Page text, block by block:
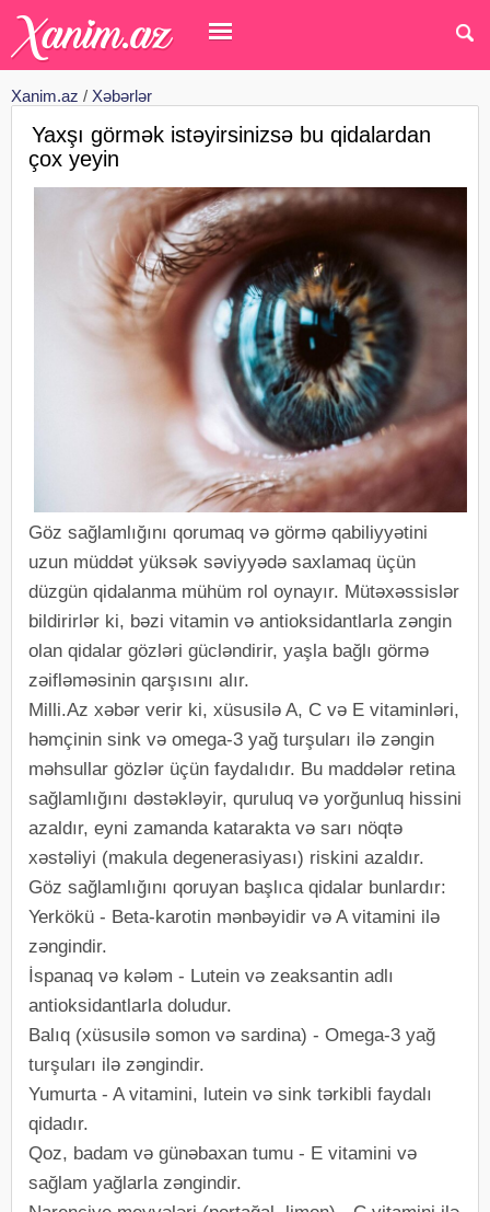
Xanim.az / Xəbərlər
Yaxşı görmək istəyirsinizsə bu qidalardan
çox yeyin
Göz sağlamlığını qorumaq və görmə qabiliyyətini
uzun müddət yüksək səviyyədə saxlamaq üçün
düzgün qidalanma mühüm rol oynayır. Mütəxəssislər
bildirirlər ki, bəzi vitamin və antioksidantlarla zəngin
olan qidalar gözləri gücləndirir, yaşla bağlı görmə
zəifləməsinin qarşısını alır.
Milli.Az xəbər verir ki, xüsusilə A, C və E vitaminləri,
həmçinin sink və omega-3 yağ turşuları ilə zəngin
məhsullar gözlər üçün faydalıdır. Bu maddələr retina
sağlamlığını dəstəkləyir, quruluq və yorğunluq hissini
azaldır, eyni zamanda katarakta və sarı nöqtə
xəstəliyi (makula degenerasiyası) riskini azaldır.
Göz sağlamlığını qoruyan başlıca qidalar bunlardır:
Yerkökü - Beta-karotin mənbəyidir və A vitamini ilə
zəngindir.
İspanaq və kələm - Lutein və zeaksantin adlı
antioksidantlarla doludur.
Balıq (xüsusilə somon və sardina) - Omega-3 yağ
turşuları ilə zəngindir.
Yumurta - A vitamini, lutein və sink tərkibli faydalı
qidadır.
Qoz, badam və günəbaxan tumu - E vitamini və
sağlam yağlarla zəngindir.